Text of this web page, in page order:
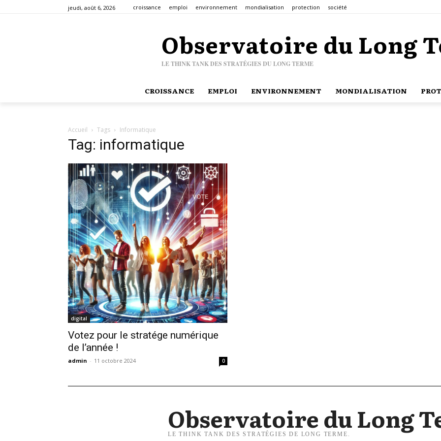
jeudi, août 6, 2026 croissance emploi environnement mondialisation protection société
Observatoire du Long
LE THINK TANK DES STRATÉGIES DU LONG TERME
CROISSANCE EMPLOI ENVIRONNEMENT MONDIALISATION
Accueil Tags Informatique
Tag: informatique
digital
Votez pour le stratége numérique
de l’année !
admin - 11 octobre 2024 0
Observatoire du Long
LE THINK TANK DES STRATÉGIES DE LONG TERME.